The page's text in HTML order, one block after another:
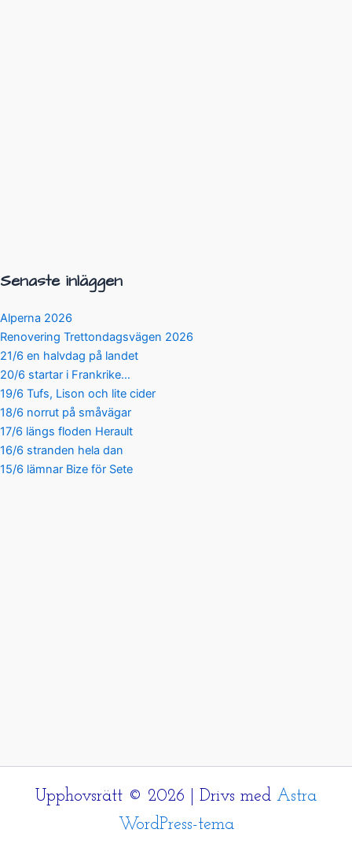
Senaste inläggen
Alperna 2026
Renovering Trettondagsvägen 2026
21/6 en halvdag på landet
20/6 startar i Frankrike…
19/6 Tufs, Lison och lite cider
18/6 norrut på småvägar
17/6 längs floden Herault
16/6 stranden hela dan
15/6 lämnar Bize för Sete
Upphovsrätt © 2026 | Drivs med Astra
WordPress-tema